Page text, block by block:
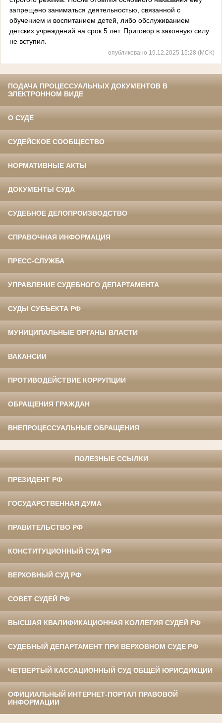
запрещено заниматься деятельностью, связанной с
обучением и воспитанием детей, либо обслуживанием
детских учреждений на срок 5 лет. Приговор в законную силу
не вступил.
опубликовано 19.12.2025 15:28 (МСК)
ПОДАЧА ПРОЦЕССУАЛЬНЫХ ДОКУМЕНТОВ В
ЭЛЕКТРОННОМ ВИДЕ
О СУДЕ
СУДЕЙСКОЕ СООБЩЕСТВО
НОРМАТИВНЫЕ АКТЫ
ДОКУМЕНТЫ СУДА
СУДЕБНОЕ ДЕЛОПРОИЗВОДСТВО
СПРАВОЧНАЯ ИНФОРМАЦИЯ
ПРЕСС-СЛУЖБА
УПРАВЛЕНИЕ СУДЕБНОГО ДЕПАРТАМЕНТА
СУДЫ СУБЪЕКТА РФ
МУНИЦИПАЛЬНЫЕ ОРГАНЫ ВЛАСТИ
ВАКАНСИИ
ПРОТИВОДЕЙСТВИЕ КОРРУПЦИИ
ОБРАЩЕНИЯ ГРАЖДАН
ВНЕПРОЦЕССУАЛЬНЫЕ ОБРАЩЕНИЯ
ПОЛЕЗНЫЕ ССЫЛКИ
ПРЕЗИДЕНТ РФ
ГОСУДАРСТВЕННАЯ ДУМА
ПРАВИТЕЛЬСТВО РФ
КОНСТИТУЦИОННЫЙ СУД РФ
ВЕРХОВНЫЙ СУД РФ
СОВЕТ СУДЕЙ РФ
ВЫСШАЯ КВАЛИФИКАЦИОННАЯ КОЛЛЕГИЯ СУДЕЙ РФ
СУДЕБНЫЙ ДЕПАРТАМЕНТ ПРИ ВЕРХОВНОМ СУДЕ РФ
ЧЕТВЕРТЫЙ КАССАЦИОННЫЙ СУД ОБЩЕЙ ЮРИСДИКЦИИ
ОФИЦИАЛЬНЫЙ ИНТЕРНЕТ-ПОРТАЛ ПРАВОВОЙ
ИНФОРМАЦИИ